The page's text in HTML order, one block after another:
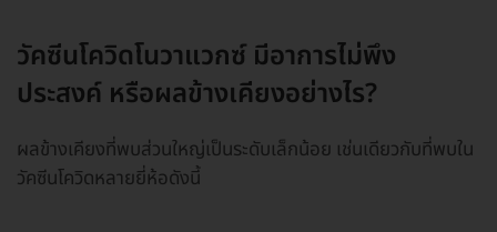
วัคซีนโควิดโนวาแวกซ์ มีอาการไม่พึง
ประสงค์ หรือผลข้างเคียงอย่างไร?
ผลข้างเคียงที่พบส่วนใหญ่เป็นระดับเล็กน้อย เช่นเดียวกับที่พบใน
วัคซีนโควิดหลายยี่ห้อดังนี้